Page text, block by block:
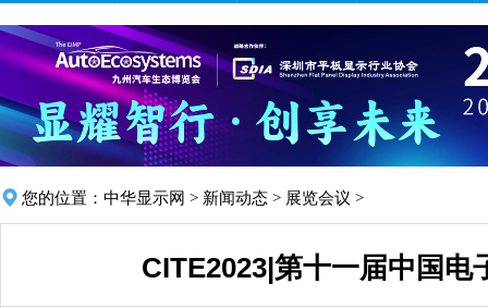
您的位置： 中华显示网 > 新闻动态 > 展览会议 >
CITE2023|第十一届中国电